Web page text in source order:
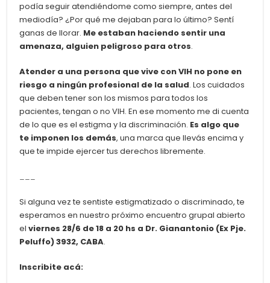
podía seguir atendiéndome como siempre, antes del
mediodía? ¿Por qué me dejaban para lo último? Sentí
ganas de llorar. Me estaban haciendo sentir una
amenaza, alguien peligroso para otros.
Atender a una persona que vive con VIH no pone en
riesgo a ningún profesional de la salud. Los cuidados
que deben tener son los mismos para todos los
pacientes, tengan o no VIH. En ese momento me di cuenta
de lo que es el estigma y la discriminación. Es algo que
te imponen los demás, una marca que llevás encima y
que te impide ejercer tus derechos libremente.
___
Si alguna vez te sentiste estigmatizado o discriminado, te
esperamos en nuestro próximo encuentro grupal abierto
elviernes 28/6 de 18 a 20 hs a Dr. Gianantonio (Ex Pje.
Peluffo) 3932, CABA.
Inscribite acá: